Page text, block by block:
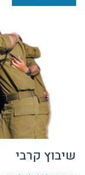
שיבוץ קרבי